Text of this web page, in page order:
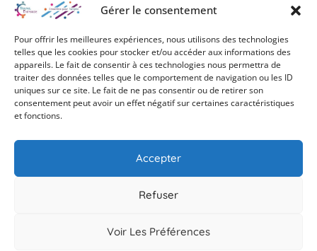
Gérer le consentement
Pour offrir les meilleures expériences, nous utilisons des technologies
telles que les cookies pour stocker et/ou accéder aux informations des
appareils. Le fait de consentir à ces technologies nous permettra de
traiter des données telles que le comportement de navigation ou les ID
uniques sur ce site. Le fait de ne pas consentir ou de retirer son
consentement peut avoir un effet négatif sur certaines caractéristiques
et fonctions.
Accepter
Refuser
Voir Les Préférences
Coordonnées
50 Av. de la Gare, 77350 Le Mée-sur-Seine
12 square de la madeleine, 77220 Tournan-en-Brie
01.60.56.50.70
Lundi - Vendredi : 09:00 - 17:00
Samedi : Fermé